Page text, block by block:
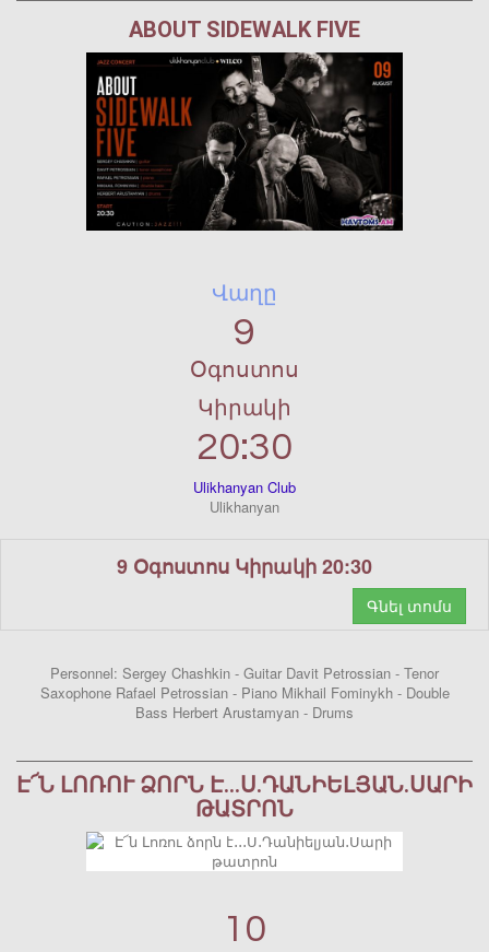
ABOUT SIDEWALK FIVE
Վաղը
9
Օգոստոս
Կիրակի
20:30
Ulikhanyan Club
Ulikhanyan
9 Օգոստոս Կիրակի 20:30
Գնել տոմս
Personnel: Sergey Chashkin - Guitar Davit Petrossian - Tenor
Saxophone Rafael Petrossian - Piano Mikhail Fominykh - Double
Bass Herbert Arustamyan - Drums
Է՜Ն ԼՈՌՈՒ ՁՈՐՆ Է․․․Ս․ԴԱՆԻԵԼՅԱՆ․ՍԱՐԻ
ԹԱՏՐՈՆ
10